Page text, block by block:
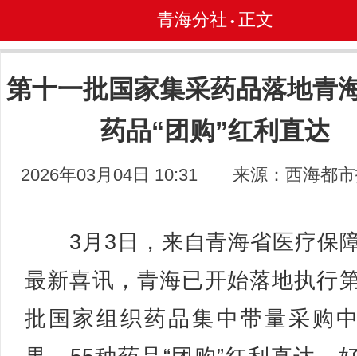
青海分社 • 正文
第十一批国家集采药品落地青
药品“团购”红利直达
2026年03月04日 10:31 来源：西海都
3月3日，来自青海省医疗保
最新喜讯，青海已开始落地执行
批国家组织药品集中带量采购